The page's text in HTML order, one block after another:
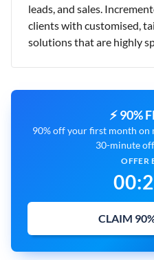
leads, and sales.
clients with customised,
solutions that are highly
⚡ 90%
90% off your first month on
30-minute
OFFER
00:
CLAIM